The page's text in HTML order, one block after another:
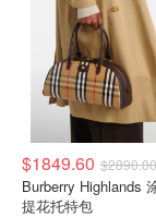
$1849.60 $2890.00
Burberry Highlands
提花托特包